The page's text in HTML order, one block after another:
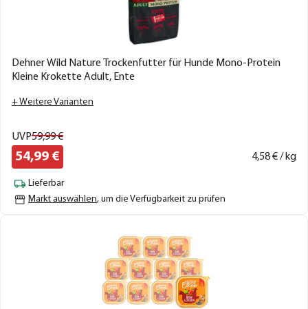
Dehner Wild Nature Trockenfutter für Hunde Mono-Protein
Kleine Krokette Adult, Ente
+ Weitere Varianten
UVP59,99€
54,99 € 4,58€ / kg
Lieferbar
Markt auswählen, um die Verfügbarkeit zu prüfen